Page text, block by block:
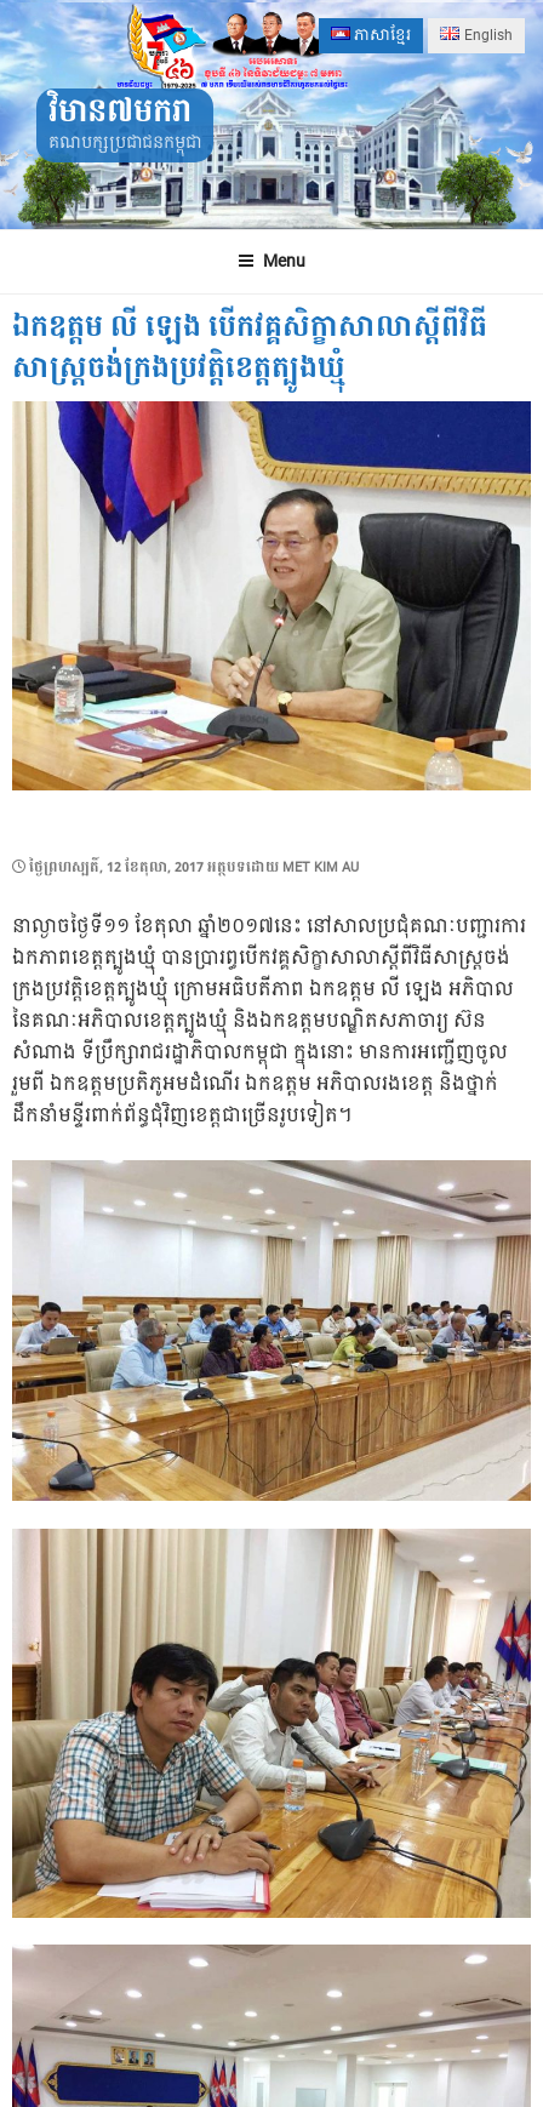
Skip
to
content
ភាសាខ្មែរ English
វិមាន៧មករា
គណបក្សប្រជាជនកម្ពុជា
Menu
ឯកឧត្តម លី ឡេង បើកវគ្គសិក្ខាសាលាស្ដីពីវិធី
សាស្រ្តចង់ក្រងប្រវត្តិខេត្តត្បូងឃ្មុំ
POSTED
ថ្ងៃ​ព្រហស្បតិ៍, 12 ខែ​តុលា, 2017អត្ថបទដោយ MET KIM AU
នាល្ងាចថ្ងៃទី១១ ខែតុលា ឆ្នាំ២០១៧នេះ នៅសាលប្រជុំគណៈបញ្ជារការ
ឯកភាពខេត្តត្បូងឃ្មុំ បានប្រារព្ធបើកវគ្គសិក្ខាសាលាស្ដីពីវិធីសាស្រ្តចង់
ក្រងប្រវត្តិខេត្តត្បូងឃ្មុំ ក្រោមអធិបតីភាព ឯកឧត្តម លី ឡេង អភិបាល
នៃគណៈអភិបាលខេត្តត្បូងឃ្មុំ និងឯកឧត្តមបណ្ឌិតសភាចារ្យ ស៊ន
សំណាង ទីប្រឹក្សារាជរដ្ឋាភិបាលកម្ពុជា ក្នុងនោះ មានការអញ្ជើញចូល
រួមពី ឯកឧត្តមប្រតិភូអមដំណើរ ឯកឧត្តម អភិបាលរងខេត្ត និងថ្នាក់
ដឹកនាំមន្ទីរពាក់ព័ន្ធជុំវិញខេត្តជាច្រើនរូបទៀត។